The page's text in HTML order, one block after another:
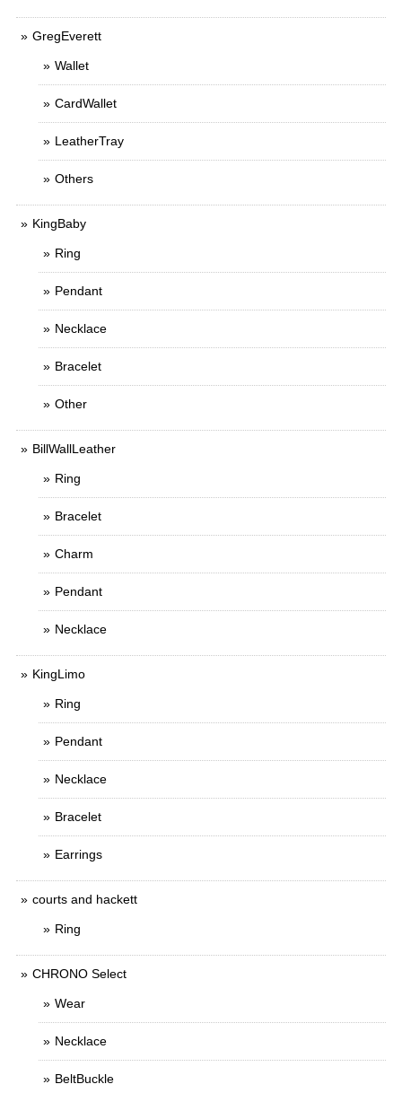
GregEverett
Wallet
CardWallet
LeatherTray
Others
KingBaby
Ring
Pendant
Necklace
Bracelet
Other
BillWallLeather
Ring
Bracelet
Charm
Pendant
Necklace
KingLimo
Ring
Pendant
Necklace
Bracelet
Earrings
courts and hackett
Ring
CHRONO Select
Wear
Necklace
BeltBuckle